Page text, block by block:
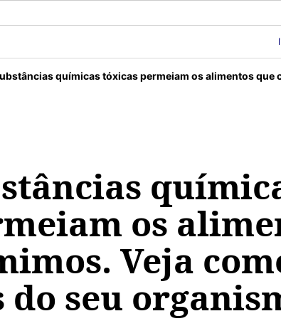
químicas tóxicas permeiam os alimentos que consumimos. Veja como
os
Veja
seu